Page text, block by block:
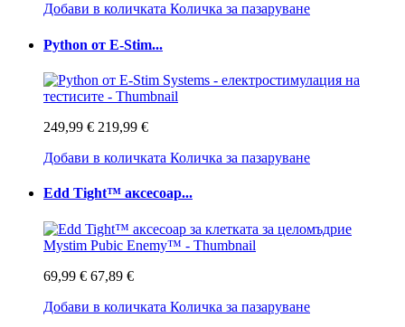
Добави в количката Количка за пазаруване
Python от E-Stim...
249,99 € 219,99 €
Добави в количката Количка за пазаруване
Edd Tight™ аксесоар...
69,99 € 67,89 €
Добави в количката Количка за пазаруване